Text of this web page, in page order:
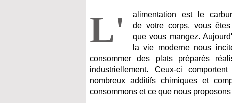
L'
alimentation est le
de votre corps, vous
que vous mangez.
la vie moderne nous
consommer des plats préparés
industriellement. Ceux-ci
nombreux additifs chimiques et
consommons et ce que nous